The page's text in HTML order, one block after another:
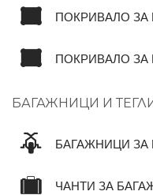
ПОКРИВАЛО ЗА
ПОКРИВАЛО ЗА
БАГАЖНИЦИ И
БАГАЖНИЦИ
ЧАНТИ ЗА